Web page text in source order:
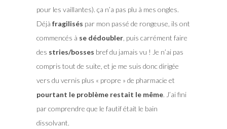
pour les vaillantes). ça n’a pas plu à mes ongles.
Déjà fragilisés par mon passé de rongeuse, ils ont
commencés à se dédoubler, puis carrément faire
des stries/bosses bref du jamais vu ! Je n’ai pas
compris tout de suite, et je me suis donc dirigée
vers du vernis plus « propre » de pharmacie et
pourtant le problème restait le même. J’ai fini
par comprendre que le fautif était le bain
dissolvant.